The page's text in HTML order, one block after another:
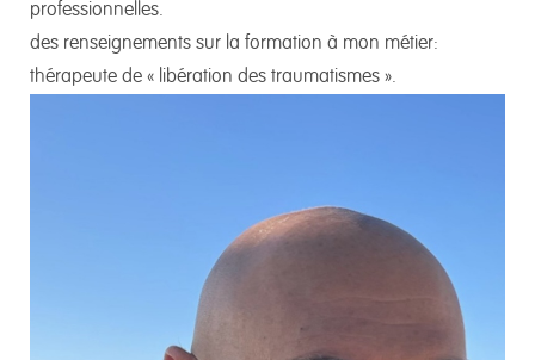
professionnelles.
des renseignements sur la formation à mon métier:
thérapeute de « libération des traumatismes ».